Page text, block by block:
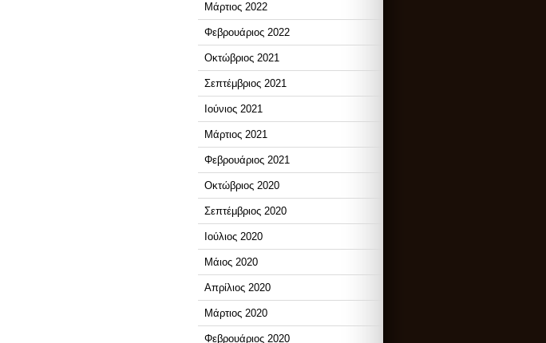
Μάρτιος 2022
Φεβρουάριος 2022
Οκτώβριος 2021
Σεπτέμβριος 2021
Ιούνιος 2021
Μάρτιος 2021
Φεβρουάριος 2021
Οκτώβριος 2020
Σεπτέμβριος 2020
Ιούλιος 2020
Μάιος 2020
Απρίλιος 2020
Μάρτιος 2020
Φεβρουάριος 2020